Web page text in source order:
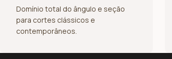
Domínio total do ângulo e seção
para cortes clássicos e
contemporâneos.